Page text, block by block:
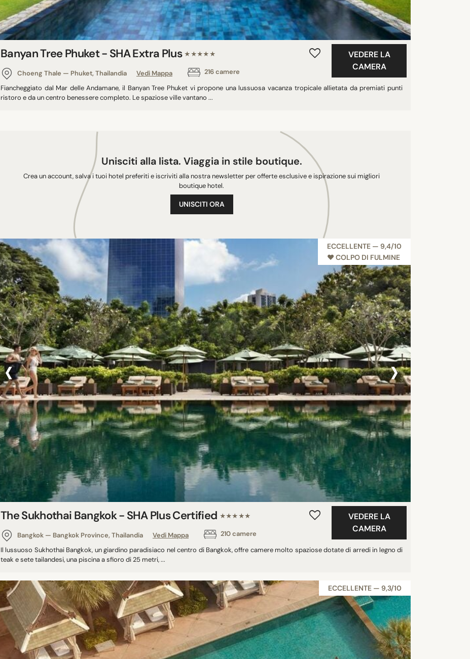
Banyan Tree Phuket - SHA Extra Plus ★★★★★
Choeng Thale — Phuket, Thailandia Vedi Mappa 216 camere
VEDERE LA
CAMERA
Fiancheggiato dal Mar delle Andamane, il Banyan Tree Phuket vi propone una lussuosa vacanza tropicale allietata da premiati punti
ristoro e da un centro benessere completo. Le spaziose ville vantano ...
Unisciti alla lista. Viaggia in stile boutique.
Crea un account, salva i tuoi hotel preferiti e iscriviti alla nostra newsletter per offerte esclusive e ispirazione sui migliori
boutique hotel.
UNISCITI ORA
ECCELLENTE — 9,4/10
♥︎ COLPO DI FULMINE
‹ ›
The Sukhothai Bangkok - SHA Plus Certified ★★★★★
Bangkok — Bangkok Province, Thailandia Vedi Mappa 210 camere
VEDERE LA
CAMERA
Il lussuoso Sukhothai Bangkok, un giardino paradisiaco nel centro di Bangkok, offre camere molto spaziose dotate di arredi in legno di
teak e sete tailandesi, una piscina a sfioro di 25 metri, ...
ECCELLENTE — 9,3/10